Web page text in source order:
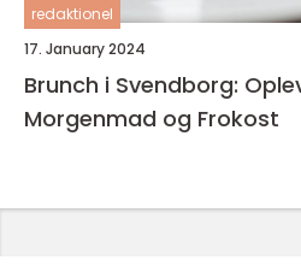
redaktionel
17. January 2024
Brunch i Svendborg:
Morgenmad og Frokost